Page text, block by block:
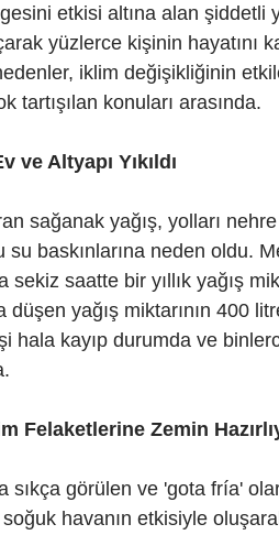
etkisi altına alan şiddetli
yüzlerce kişinin hayatını
iklim değişikliğinin
tartışılan konuları arasında.
Altyapı Yıkıldı
sağanak yağış, yolları
baskınlarına neden oldu.
saatte bir yıllık yağış
düşen yağış miktarının 400
hala kayıp durumda ve
Felaketlerine Zemin
sıkça görülen ve 'gota fría'
havanın etkisiyle